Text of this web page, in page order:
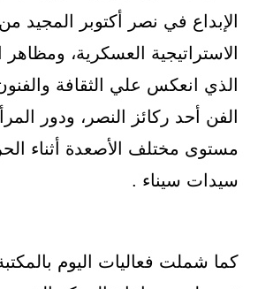
الإبداع في نصر أكتوبر المجيد
الاستراتيجية العسكرية، ومظاهر
الذي انعكس علي الثقافة
الفن أحد ركائز النصر، ودور
مستوى مختلف الأصعدة أثناء
سيدات سيناء .
كما شملت فعاليات اليوم